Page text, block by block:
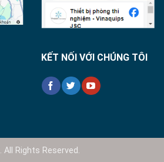
KẾT NỐI VỚI CHÚNG TÔI
. All Rights Reserved.